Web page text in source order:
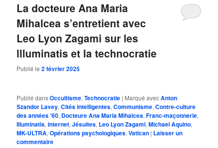
La docteure Ana Maria
Mihalcea s’entretient avec
Leo Lyon Zagami sur les
llluminatis et la technocratie
Publié le2 février 2025
Publié dansOccultisme,Technocratie | Marqué avecAnton
Szandor Lavey,Cités intelligentes,Communisme,Contre-culture
des années '60, Docteure Ana Maria Mihalcea,Franc-maçonnerie,
Illuminatis,internet,Jésuites, Leo Lyon Zagami,Michael Aquino,
MK-ULTRA,Opérations psychologiques,Vatican | Laisser un
commentaire